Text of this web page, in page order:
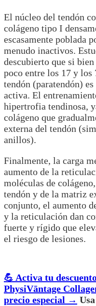
El núcleo del tendón
colágeno tipo I
escasamente poblada
menudo inactivos.
descubierto que si
poco entre los 17 y los
tendón (paratendón)
activa. El
hipertrofia tendinosa,
colágeno que
externa del tendón
anillos).
Finalmente, la carga
aumento de la
moléculas de
tendón y de la matriz
conjunto, el aumento
y la reticulación dan
fuerte y rígido que
el riesgo de lesiones.
💪 Activa tu
PhysiVāntage
precio especial →